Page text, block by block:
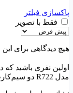
پاکسازی فیلتر
فقط با تصویر
هیچ دیدگاهی برای
اولین نفری باشید
مدل R722 دو سیم‌کارت Jimo R722”